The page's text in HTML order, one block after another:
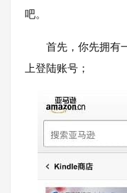
吧。
首先，你先拥有
上登陆账号；